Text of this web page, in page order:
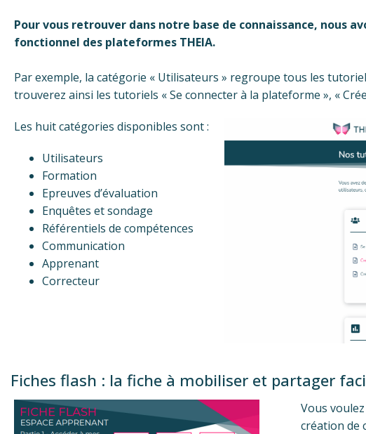
Pour vous retrouver dans notre base de connaissance, nous
fonctionnel des plateformes THEIA.
Par exemple, la catégorie « Utilisateurs » regroupe tous les
trouverez ainsi les tutoriels « Se connecter à la plateforme », «
Les huit catégories disponibles sont :
Utilisateurs
Formation
Epreuves d’évaluation
Enquêtes et sondage
Référentiels de compétences
Communication
Apprenant
Correcteur
Fiches flash : la fiche à mobiliser et partager
Vous
création de